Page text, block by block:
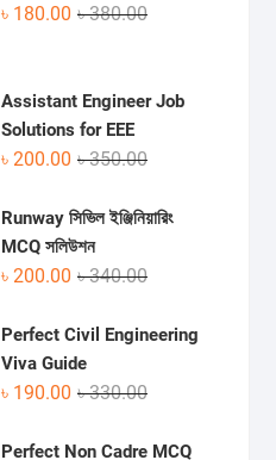
৳380.00Original
৳ 380.00.
৳ 180.00
Current
৳ 180.00.
Assistant Engineer Job
Solutions for EEE
৳350.00Original
was:
৳ 200.00
Current
is:
Runway সিভিল ইঞ্জিনিয়ারিং
MCQ সলিউশন
৳340.00Original
was:
৳ 200.00
Current
is:
Perfect Civil Engineering
Viva Guide
৳330.00Original
was:
৳ 190.00
Current
is:
Perfect Non Cadre MCQ